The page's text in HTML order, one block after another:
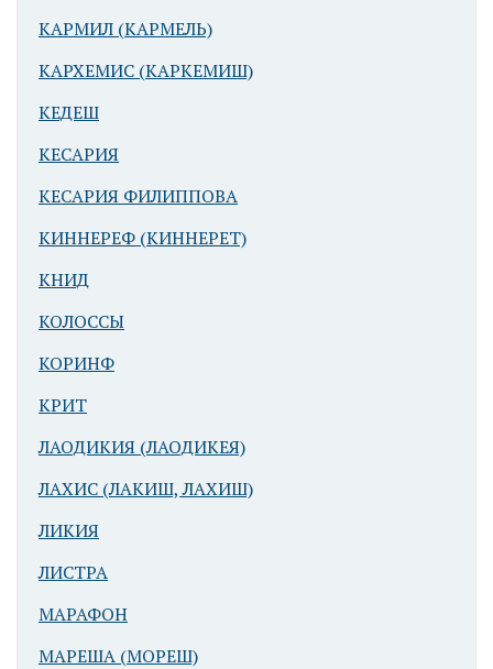
КАРМИЛ (КАРМЕЛЬ)
КАРХЕМИС (КАРКЕМИШ)
КЕДЕШ
КЕСАРИЯ
КЕСАРИЯ ФИЛИППОВА
КИННЕРЕФ (КИННЕРЕТ)
КНИД
КОЛОССЫ
КОРИНФ
КРИТ
ЛАОДИКИЯ (ЛАОДИКЕЯ)
ЛАХИС (ЛАКИШ, ЛАХИШ)
ЛИКИЯ
ЛИСТРА
МАРАФОН
МАРЕША (МОРЕШ)